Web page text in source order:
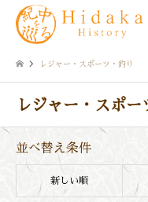
レジャー・スポーツ・釣り
レジャー・スポー
並べ替え条件
新しい順